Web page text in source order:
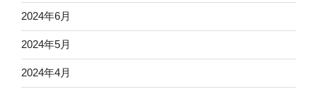
2024年6月
2024年5月
2024年4月